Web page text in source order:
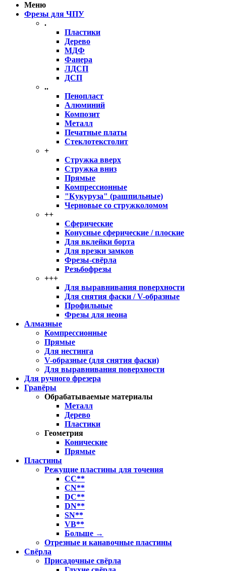
Меню
Фрезы для ЧПУ
.
Пластики
Дерево
МДФ
Фанера
ЛДСП
ДСП
..
Пенопласт
Алюминий
Композит
Металл
Печатные платы
Стеклотекстолит
+
Стружка вверх
Стружка вниз
Прямые
Компрессионные
"Кукуруза" (рашпильные)
Черновые со стружколомом
++
Сферические
Конусные сферические / плоские
Для вклейки борта
Для врезки замков
Фрезы-свёрла
Резьбофрезы
+++
Для выравнивания поверхности
Для снятия фаски / V-образные
Профильные
Фрезы для неона
Алмазные
Компрессионные
Прямые
Для нестинга
V-образные (для снятия фаски)
Для выравнивания поверхности
Для ручного фрезера
Гравёры
Обрабатываемые материалы
Металл
Дерево
Пластики
Геометрия
Конические
Прямые
Пластины
Режущие пластины для точения
CC**
CN**
DC**
DN**
SN**
VB**
Больше →
Отрезные и канавочные пластины
Свёрла
Присадочные свёрла